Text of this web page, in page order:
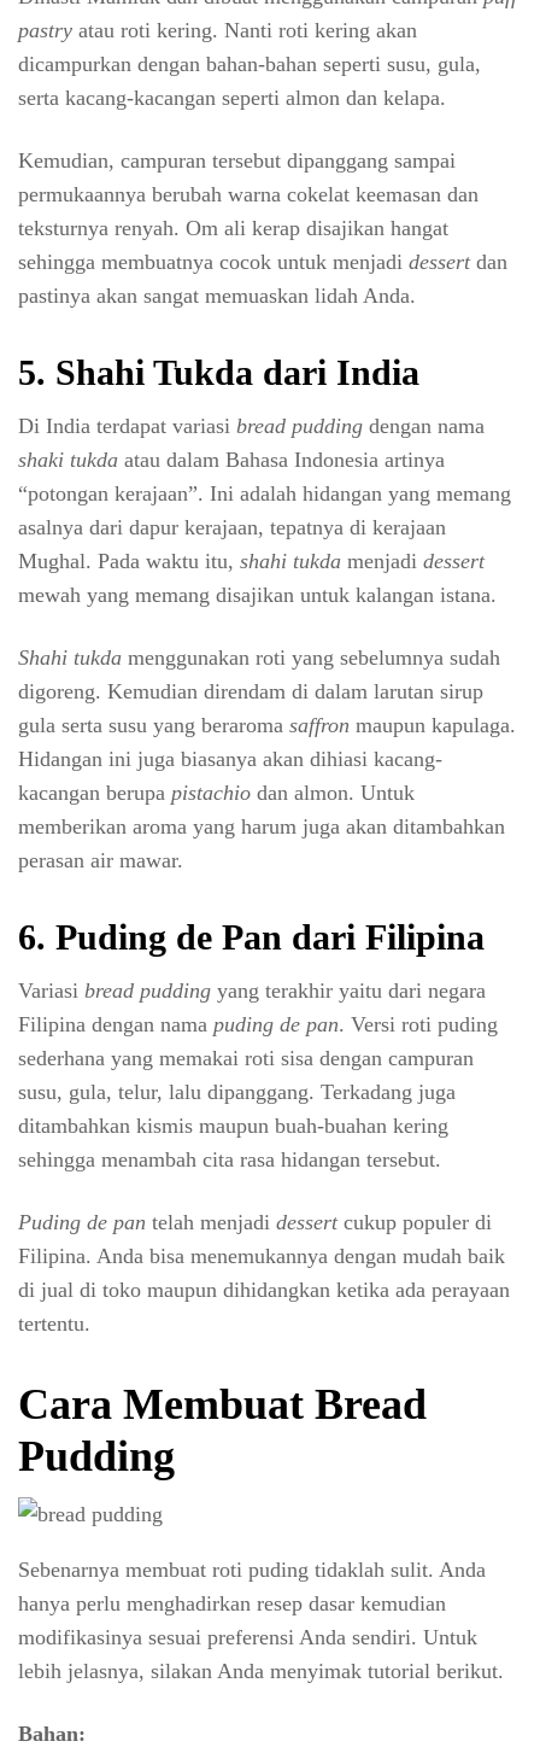
pastry atau roti kering. Nanti roti kering akan
dicampurkan dengan bahan-bahan seperti susu, gula,
serta kacang-kacangan seperti almon dan kelapa.
Kemudian, campuran tersebut dipanggang sampai
permukaannya berubah warna cokelat keemasan dan
teksturnya renyah. Om ali kerap disajikan hangat
sehingga membuatnya cocok untuk menjadi dessertdan
pastinya akan sangat memuaskan lidah Anda.
5. Shahi Tukda dari India
Di India terdapat variasi bread pudding dengan nama
shaki tukda atau dalam Bahasa Indonesia artinya
“potongan kerajaan”. Ini adalah hidangan yang memang
asalnya dari dapur kerajaan, tepatnya di kerajaan
Mughal. Pada waktu itu, shahi tukda menjadi dessert
mewah yang memang disajikan untuk kalangan istana.
Shahi tukda menggunakan roti yang sebelumnya sudah
digoreng. Kemudian direndam di dalam larutan sirup
gula serta susu yang beraroma saffron maupun kapulaga.
Hidangan ini juga biasanya akan dihiasi kacang-
kacangan berupa pistachio dan almon. Untuk
memberikan aroma yang harum juga akan ditambahkan
perasan air mawar.
6. Puding de Pan dari Filipina
Variasi bread pudding yang terakhir yaitu dari negara
Filipina dengan nama puding de pan. Versi roti puding
sederhana yang memakai roti sisa dengan campuran
susu, gula, telur, lalu dipanggang. Terkadang juga
ditambahkan kismis maupun buah-buahan kering
sehingga menambah cita rasa hidangan tersebut.
Puding de pan telah menjadi dessertcukup populer di
Filipina. Anda bisa menemukannya dengan mudah baik
di jual di toko maupun dihidangkan ketika ada perayaan
tertentu.
Cara Membuat Bread
Pudding
Sebenarnya membuat roti puding tidaklah sulit. Anda
hanya perlu menghadirkan resep dasar kemudian
modifikasinya sesuai preferensi Anda sendiri. Untuk
lebih jelasnya, silakan Anda menyimak tutorial berikut.
Bahan: